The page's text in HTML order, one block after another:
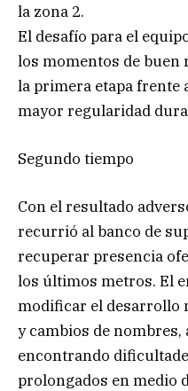
la zona 2.
El desafío para el
los momentos de
la primera etapa frente
mayor regularidad
Segundo tiempo
Con el resultado
recurrió al banco de
recuperar presencia
los últimos metros. El
modificar el desarrollo
y cambios de
encontrando
prolongados en medio